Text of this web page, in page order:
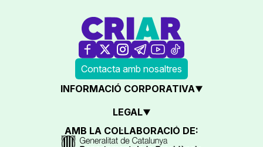
Contacta amb nosaltres
INFORMACIÓ CORPORATIVA
LEGAL
AMB LA COL·LABORACIÓ DE: